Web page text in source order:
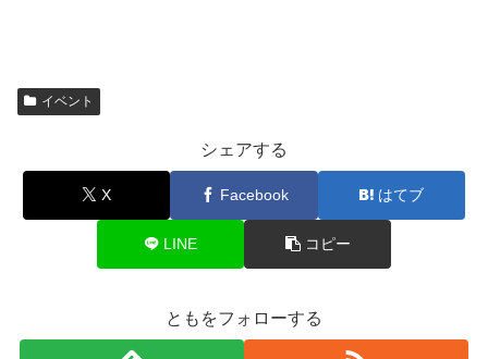
イベント
シェアする
X Facebook はてブ
LINE コピー
ともをフォローする